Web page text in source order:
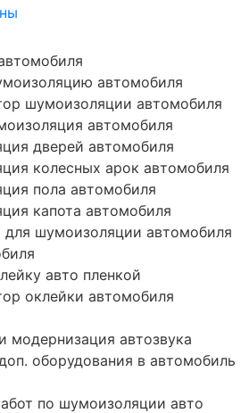
автомобиля
шумоизоляции автомобиля
автомобиля
дверей автомобиля
колесных арок автомобиля
пола автомобиля
капота автомобиля
шумоизоляции автомобиля
авто пленкой
оклейки автомобиля
модернизация автозвука
оборудования в автомобиль
по шумоизоляции авто